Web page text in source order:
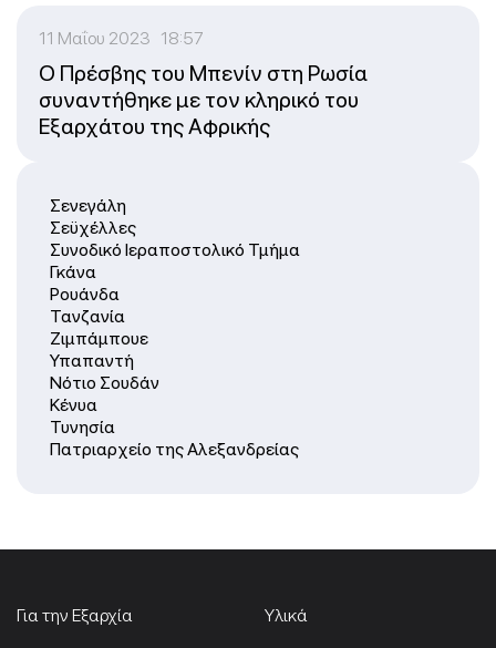
Σενεγάλη
Σεϋχέλλες
Συνοδικό Ιεραποστολικό Τμήμα
Γκάνα
Ρουάνδα
Τανζανία
Ζιμπάμπουε
Υπαπαντή
Νότιο Σουδάν
Κένυα
Τυνησία
Πατριαρχείο της Αλεξανδρείας
11 Μαΐου 2023 18:57
O Πρέσβης του Μπενίν στη Ρωσία
συναντήθηκε με τον κληρικό του
Εξαρχάτου της Αφρικής
Για την Εξαρχία Υλικά